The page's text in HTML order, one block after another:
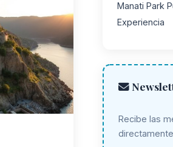
Manati Park
Experiencia
Recibe las